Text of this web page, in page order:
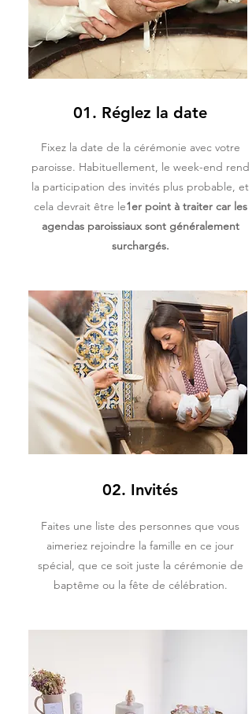
01. Réglez la date
Fixez la date de la cérémonie avec votre
paroisse. Habituellement, le week-end rend
la participation des invités plus probable, et
cela devrait être le1er point à traiter car les
agendas paroissiaux sont généralement
surchargés.
02. Invités
Faites une liste des personnes que vous
aimeriez rejoindre la famille en ce jour
spécial, que ce soit juste la cérémonie de
baptême ou la fête de célébration.